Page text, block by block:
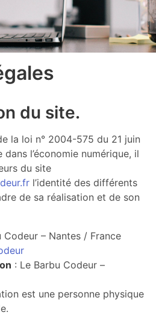
du site.
la loi n° 2004-575 du 21 juin
l’économie numérique, il
du site
l’identité des différents
de sa réalisation et de son
Codeur – Nantes / France
: Le Barbu Codeur –
est une personne physique